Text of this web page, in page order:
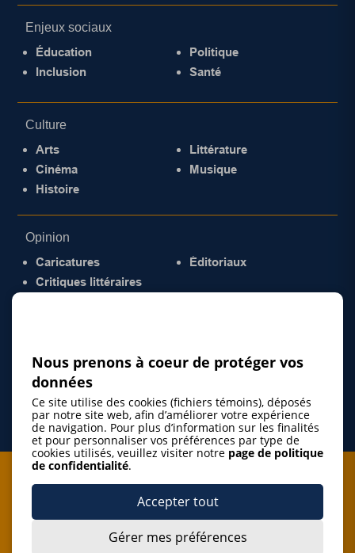
Enjeux sociaux
Éducation
Inclusion
Politique
Santé
Culture
Arts
Cinéma
Histoire
Littérature
Musique
Opinion
Caricatures
Critiques littéraires
Éditoriaux
Je m'abonne à l'infolettre
J’accepte de m’abonner à l’infolettre de La Gazette de la
Nous prenons à coeur de protéger vos
données
Ce site utilise des cookies (fichiers témoins), déposés
par notre site web, afin d’améliorer votre expérience
de navigation. Pour plus d’information sur les finalités
et pour personnaliser vos préférences par type de
cookies utilisés, veuillez visiter notre page de politique
de confidentialité.
Accepter tout
Gérer mes préférences